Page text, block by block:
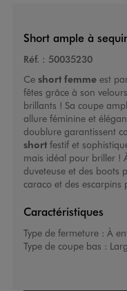
Short ample à
Réf. : 50035230
Ce short femme est
fêtes grâce à son
brillants ! Sa coupe
allure féminine et
doublure garantissent
short festif et
mais idéal pour briller !
duveteuse et des boots
caraco et des
Caractéristiques
Type de fermeture : À
Type de coupe bas :